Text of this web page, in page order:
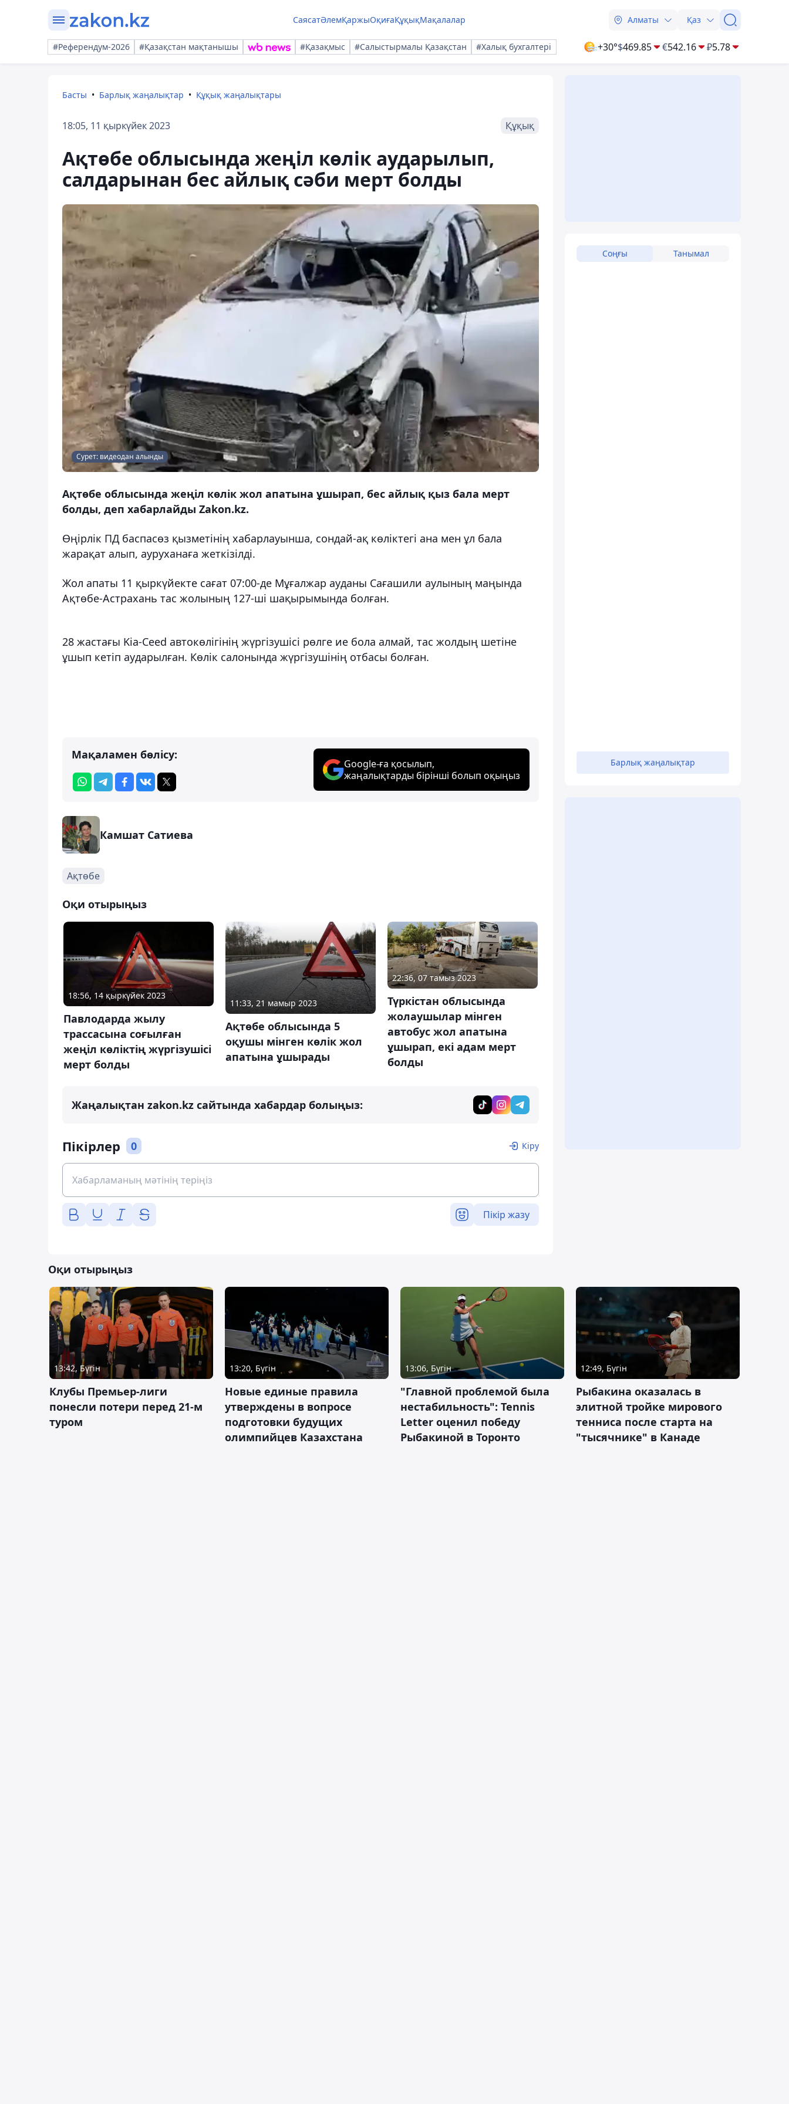
СаясатӘлемҚаржыОқиғаҚұқықМақалалар Алматы Қаз
#Референдум-2026 #Қазақстан мақтанышы #Қазақмыс #Салыстырмалы Қазақстан #Халық бухгалтері +30°$469.85 €542.16 ₽5.78
Басты Барлық жаңалықтар Құқық жаңалықтары
18:05, 11 қыркүйек 2023 Құқық
Ақтөбе облысында жеңіл көлік аударылып,
салдарынан бес айлық сәби мерт болды
Сурет: видеодан алынды
Ақтөбе облысында жеңіл көлік жол апатына ұшырап, бес айлық қыз бала мерт
болды, деп хабарлайды Zakon.kz.
Өңірлік ПД баспасөз қызметінің хабарлауынша, сондай-ақ көліктегі ана мен ұл бала
жарақат алып, ауруханаға жеткізілді.
Жол апаты 11 қыркүйекте сағат 07:00-де Мұғалжар ауданы Сағашили аулының маңында
Ақтөбе-Астрахань тас жолының 127-ші шақырымында болған.
28 жастағы Kia-Ceed автокөлігінің жүргізушісі рөлге ие бола алмай, тас жолдың шетіне
ұшып кетіп аударылған. Көлік салонында жүргізушінің отбасы болған.
Мақаламен бөлісу:
Google-ға қосылып,
жаңалықтарды бірінші болып оқыңыз
Камшат Сатиева
Ақтөбе
Оқи отырыңыз
18:56, 14 қыркүйек 2023
Павлодарда жылу
трассасына соғылған
жеңіл көліктің жүргізушісі
мерт болды
11:33, 21 мамыр 2023
Ақтөбе облысында 5
оқушы мінген көлік жол
апатына ұшырады
22:36, 07 тамыз 2023
Түркістан облысында
жолаушылар мінген
автобус жол апатына
ұшырап, екі адам мерт
болды
Жаңалықтан zakon.kz сайтында хабардар болыңыз:
Пікірлер 0 Кіру
Пікір жазу
Соңғы Танымал
Барлық жаңалықтар
Оқи отырыңыз
13:42, Бүгін
Клубы Премьер-лиги
понесли потери перед 21-м
туром
13:20, Бүгін
Новые единые правила
утверждены в вопросе
подготовки будущих
олимпийцев Казахстана
13:06, Бүгін
"Главной проблемой была
нестабильность": Tennis
Letter оценил победу
Рыбакиной в Торонто
12:49, Бүгін
Рыбакина оказалась в
элитной тройке мирового
тенниса после старта на
"тысячнике" в Канаде